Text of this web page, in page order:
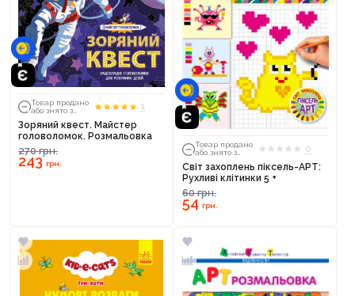
Товар продано
або знято з
1
Зоряний квест. Майстер
головоломок. Розмальовка
270грн.
243грн.
Товар продано
або знято з
0
Світ захоплень піксель-АРТ:
Рухливі клітинки 5 +
60грн.
54грн.